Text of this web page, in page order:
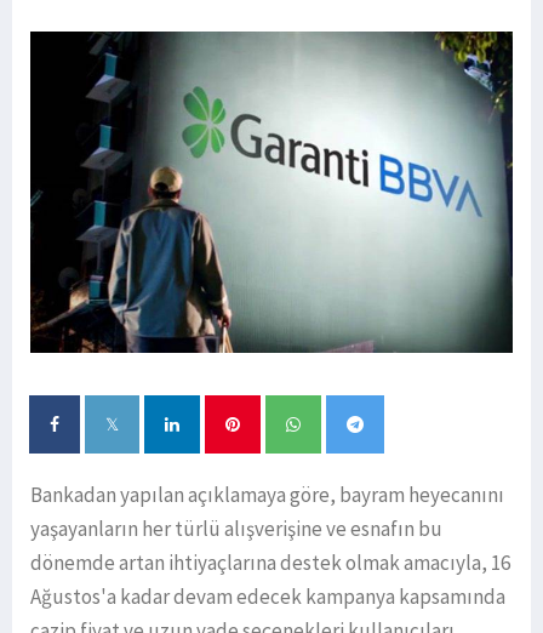
Bankadan yapılan açıklamaya göre, bayram heyecanını
yaşayanların her türlü alışverişine ve esnafın bu
dönemde artan ihtiyaçlarına destek olmak amacıyla, 16
Ağustos'a kadar devam edecek kampanya kapsamında